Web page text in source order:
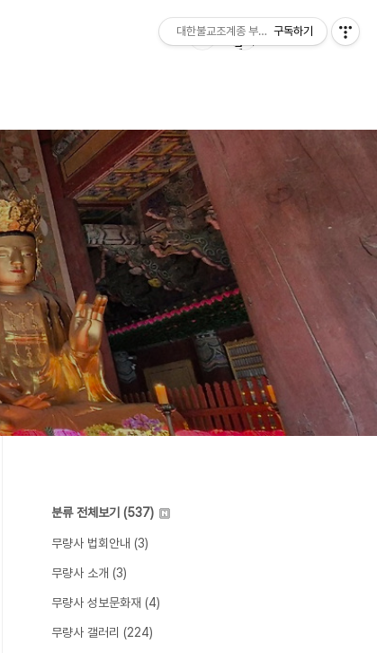
분류 전체보기 (537)
무량사 법회안내 (3)
무량사 소개 (3)
무량사 성보문화재 (4)
무량사 갤러리 (224)
대한불교조계종 부여 무량사
구독하기